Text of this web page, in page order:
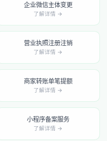
企业微信主体变更
了解详情 →
营业执照注册注销
了解详情 →
商家转账单笔提额
了解详情 →
小程序备案服务
了解详情 →